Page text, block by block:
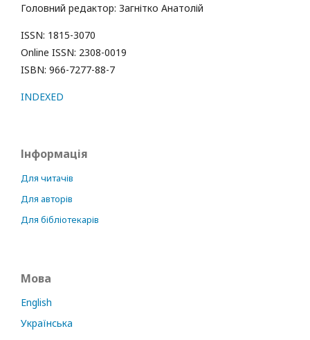
Головний редактор: Загнітко Анатолій
ISSN: 1815-3070
Online ISSN: 2308-0019
ISBN: 966-7277-88-7
INDEXED
Інформація
Для читачів
Для авторів
Для бібліотекарів
Мова
English
Українська